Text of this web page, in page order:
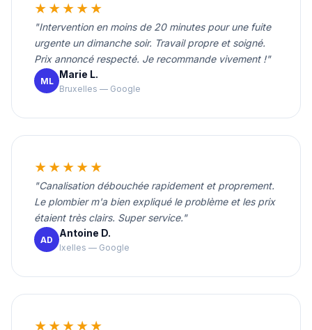
★★★★★
"Intervention en moins de 20 minutes pour une fuite
urgente un dimanche soir. Travail propre et soigné.
Prix annoncé respecté. Je recommande vivement !"
ML
Marie L.
Bruxelles — Google
★★★★★
"Canalisation débouchée rapidement et proprement.
Le plombier m'a bien expliqué le problème et les prix
étaient très clairs. Super service."
AD
Antoine D.
Ixelles — Google
★★★★★